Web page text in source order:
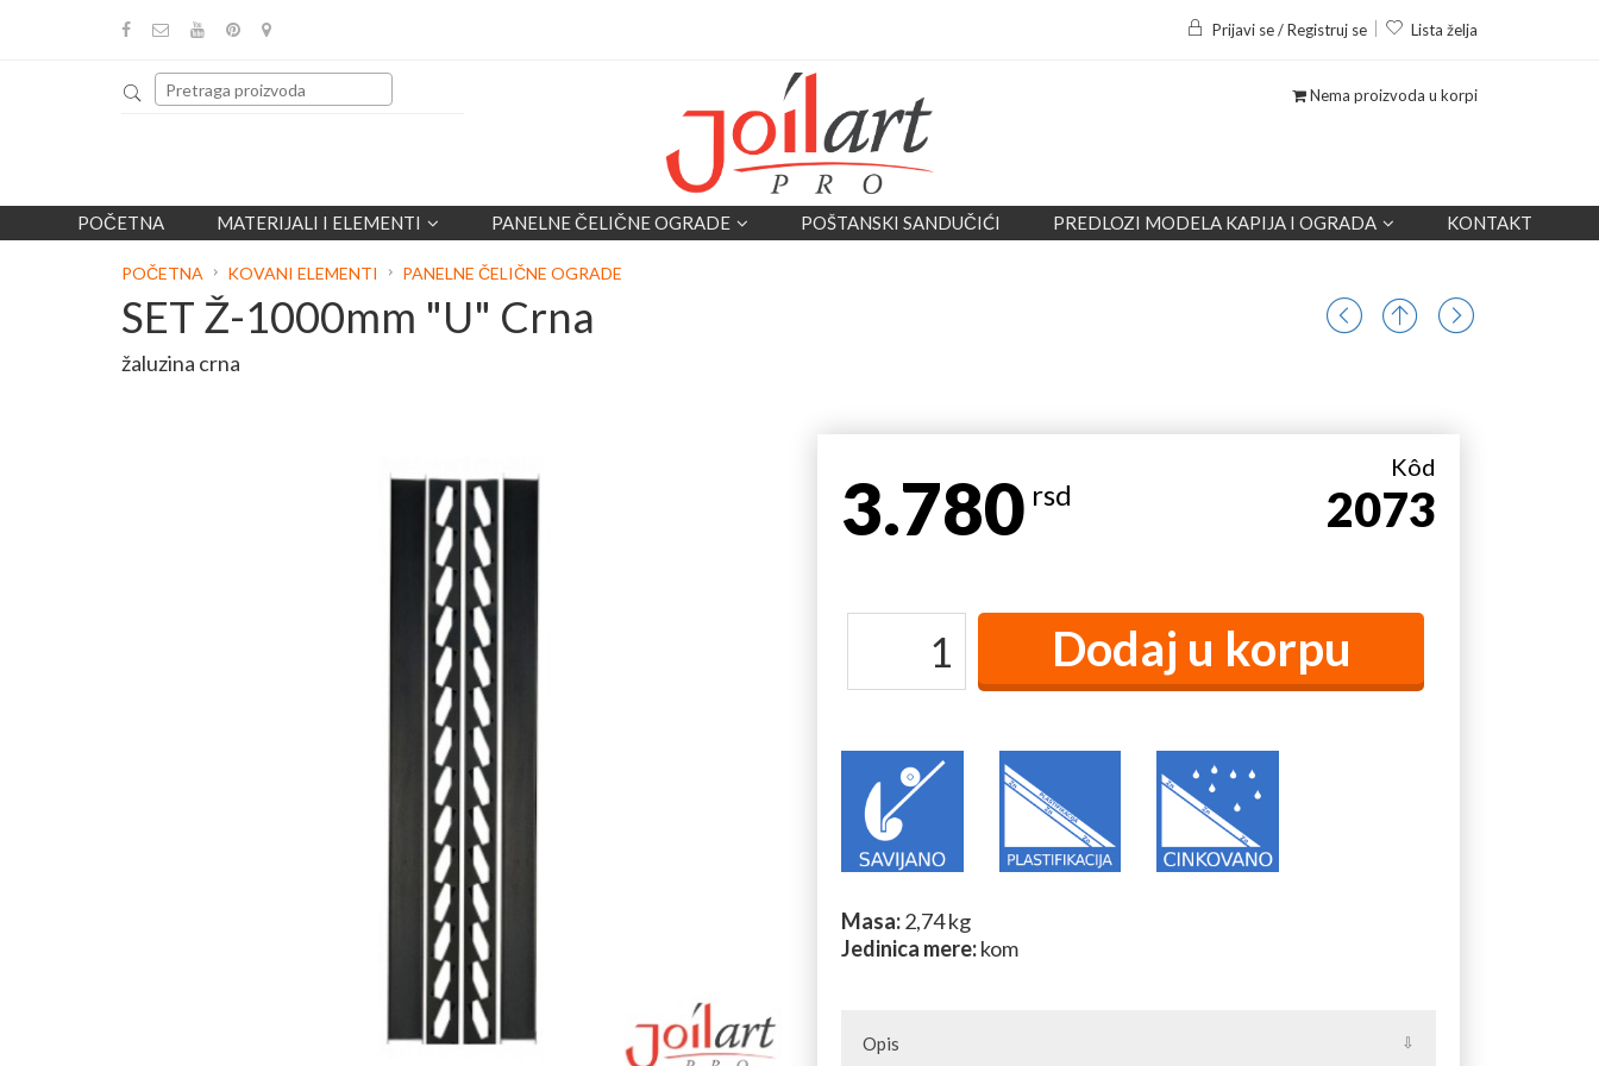
Prijavi se / Registruj se Lista želja
Nema proizvoda u korpi
POČETNA MATERIJALI I ELEMENTI PANELNE ČELIČNE OGRADE POŠTANSKI SANDUČIĆI PREDLOZI MODELA KAPIJA I OGRADA KONTAKT
POČETNA KOVANI ELEMENTI PANELNE ČELIČNE OGRADE
SET Ž-1000mm "U" Crna
žaluzina crna
3.780 rsd
Kôd
2073
Masa:2,74 kg
Jedinica mere:kom
Opis